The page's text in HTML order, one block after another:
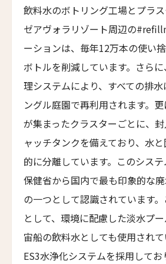
Shanghai Muh Shoou Zhujing Hotel
ザ・スパイア・ホテル
The Spire Hotel
ヨーロッパ・パレス
Europa Palace
ザ・エヴレン
The Evren
スマック マチュピチュ ホテル
SUMAQ Machu Picchu Hotel
アートホテル リポーゾ
Art Hotel Riposo
ウエスト ベイ クラブ
ラ・コラリーナ・アイランド・
飲料水のボトリング工場とプラ
ゼアヴォラリゾート周辺の
ーションは、毎年12万本の使い
ボトルを削減しています。さら
理システムにより、すべての排
ングル庭園で再利用されます。
が集まったクラスターごとに、
ャッチタンクを備えており、水
的に分離しています。このシス
保健省から国内で最も印象的な
の一つとして認識されています
として、環境に配慮した淡水プ
宙船の飲料水としても使用され
ES3水浄化システムを採用して